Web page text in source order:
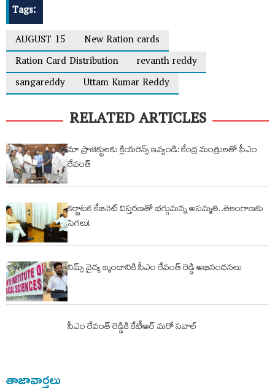
Tags:
AUGUST 15
New Ration cards
Ration Card Distribution
revanth reddy
sangareddy
Uttam Kumar Reddy
RELATED ARTICLES
మా ప్రాజెక్టులకు క్లియరెన్స్ ఇవ్వండి: కేంద్ర మంత్రులతో సీఎం
రేవంత్
కర్ణాటక కేబినెట్ విస్తరణతో భగ్గుమన్న అసమ్మతి..తెలంగాణకు
సెగలు!
నిమ్స్ వైద్య బృందానికి సీఎం రేవంత్ రెడ్డి అభినందనలు
సీఎం రేవంత్ రెడ్డికి కేటీఆర్ మరో సవాల్
తాజావార్తలు